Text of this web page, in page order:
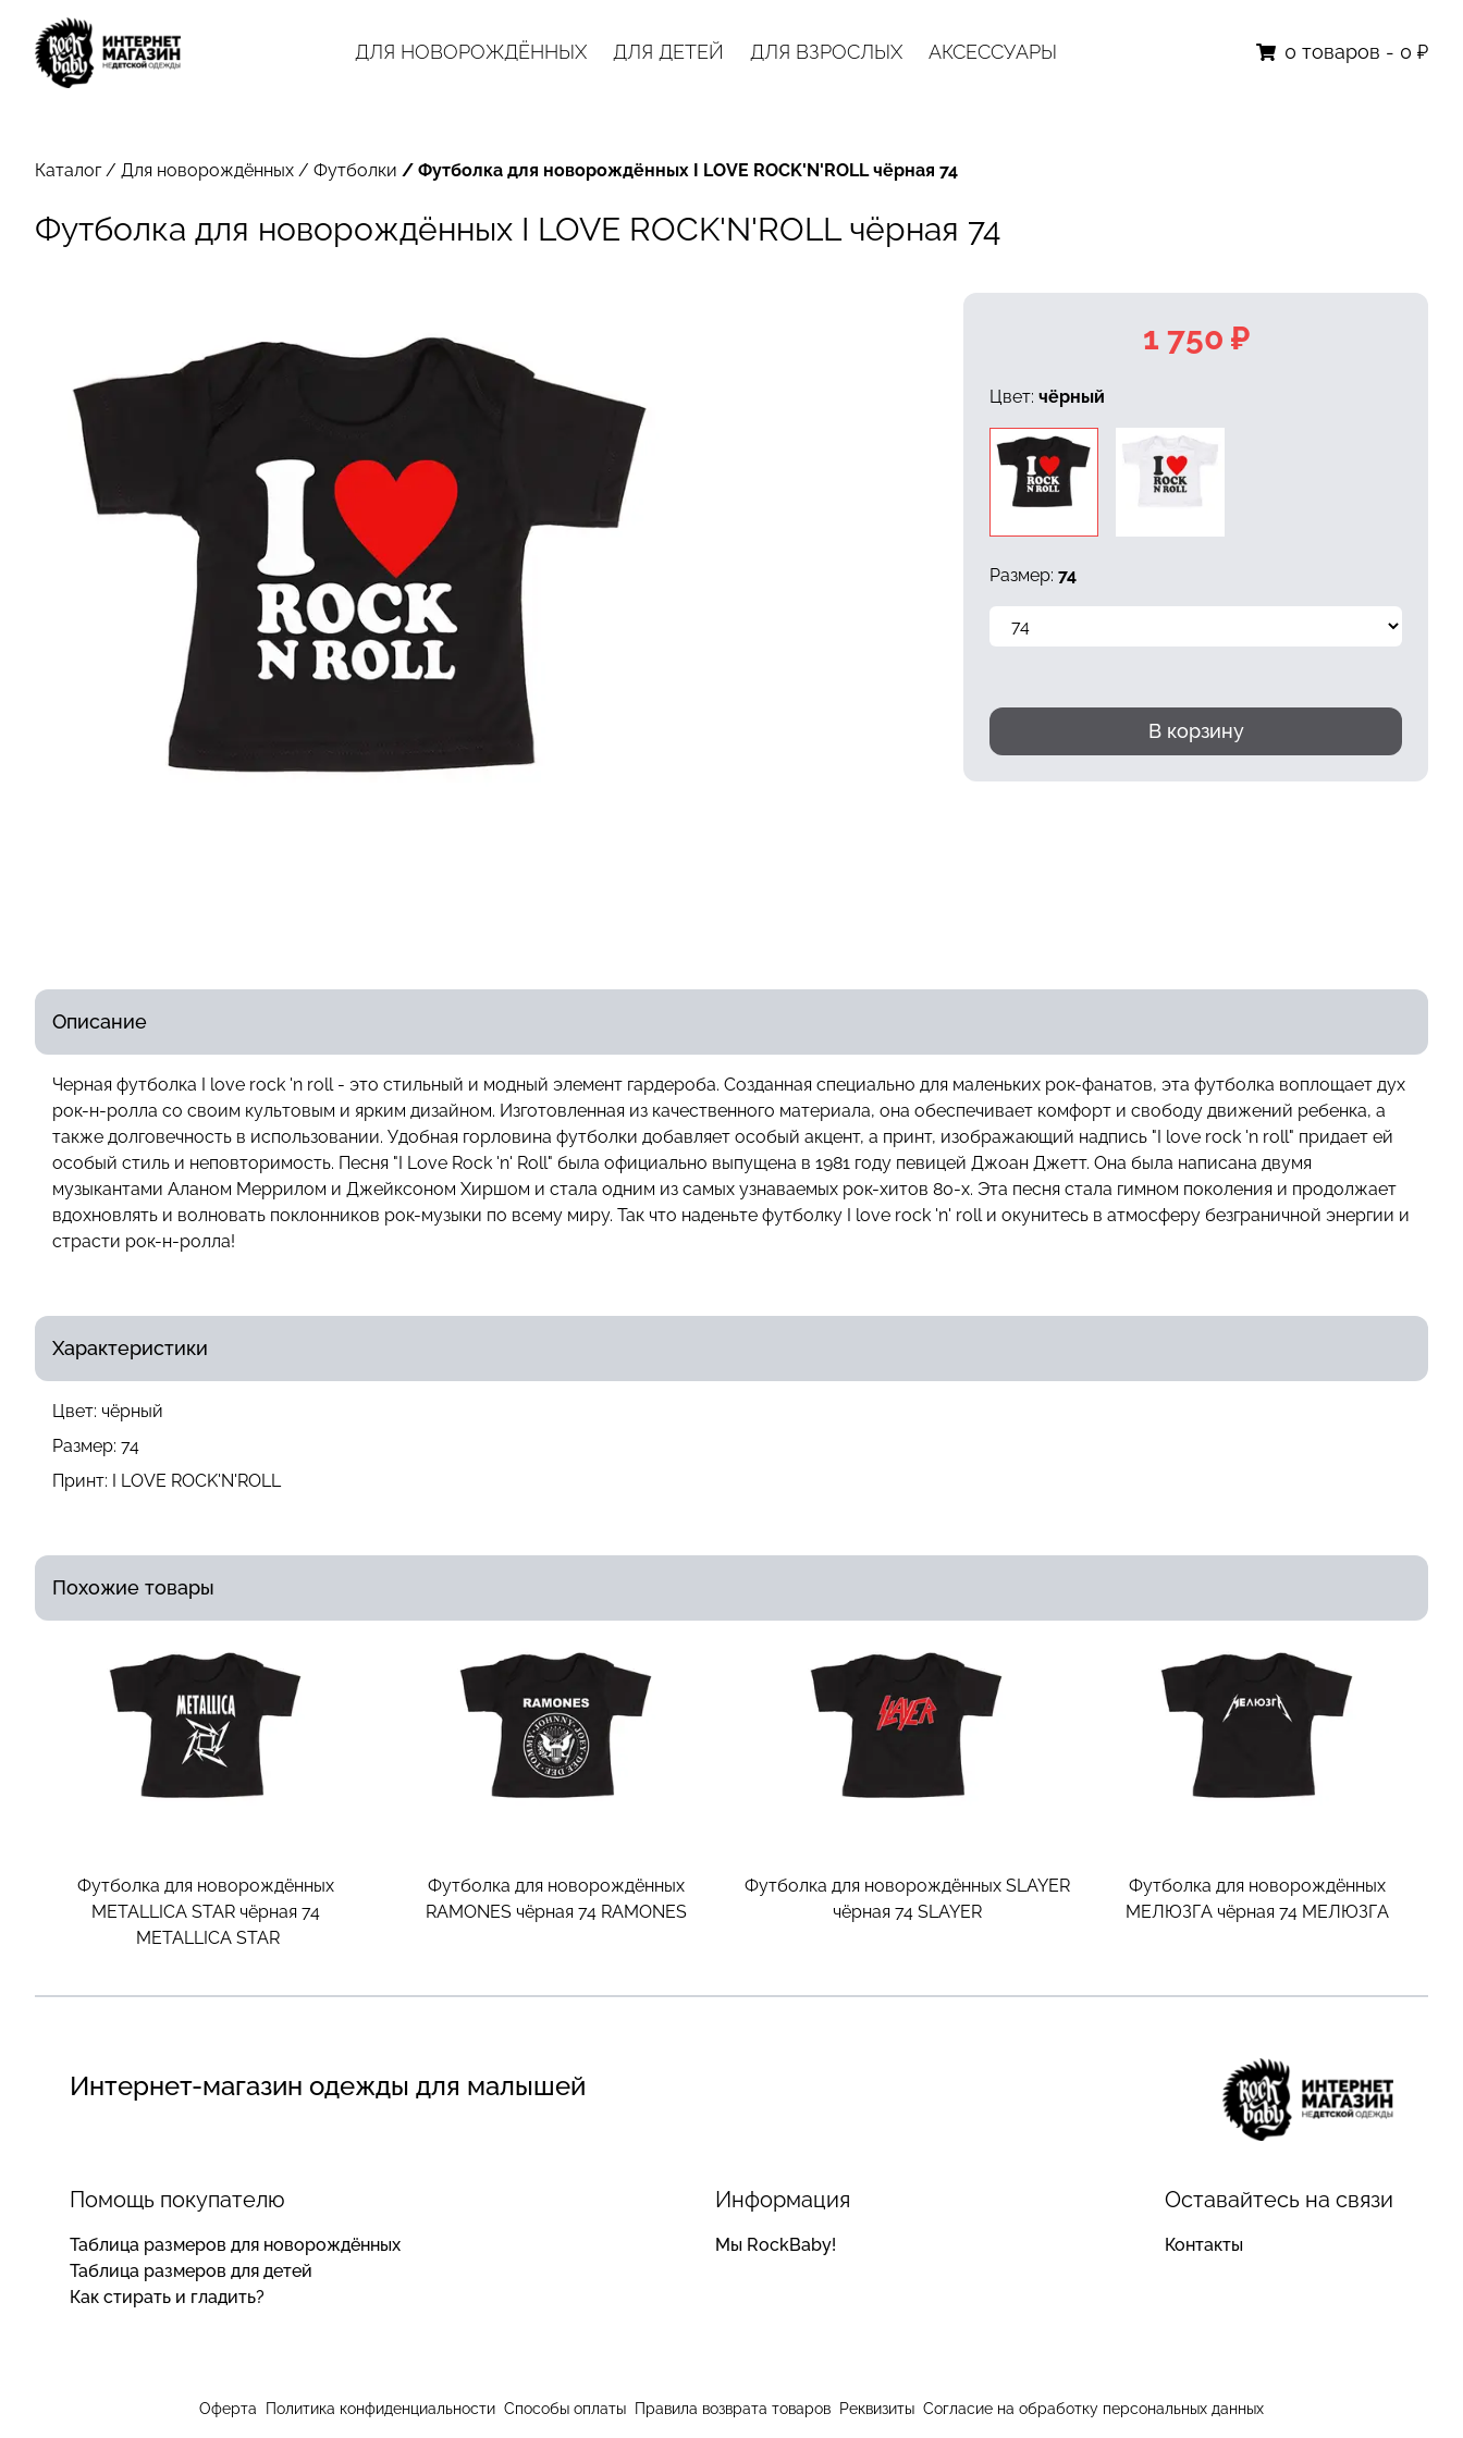
ДЛЯ НОВОРОЖДЁННЫХ ДЛЯ ДЕТЕЙ ДЛЯ ВЗРОСЛЫХ АКСЕССУАРЫ 0 товаров - 0 ₽
Каталог/ Для новорождённых / Футболки / Футболка для новорождённых I LOVE ROCK'N'ROLL чёрная 74
Футболка для новорождённых I LOVE ROCK'N'ROLL чёрная 74
1 750 ₽
Цвет:чёрный
Размер:74
В корзину
Описание
Черная футболка I love rock 'n roll - это стильный и модный элемент гардероба. Созданная специально для маленьких рок-фанатов, эта футболка воплощает дух
рок-н-ролла со своим культовым и ярким дизайном. Изготовленная из качественного материала, она обеспечивает комфорт и свободу движений ребенка, а
также долговечность в использовании. Удобная горловина футболки добавляет особый акцент, а принт, изображающий надпись "I love rock 'n roll" придает ей
особый стиль и неповторимость. Песня "I Love Rock 'n' Roll" была официально выпущена в 1981 году певицей Джоан Джетт. Она была написана двумя
музыкантами Аланом Меррилом и Джейксоном Хиршом и стала одним из самых узнаваемых рок-хитов 80-х. Эта песня стала гимном поколения и продолжает
вдохновлять и волновать поклонников рок-музыки по всему миру. Так что наденьте футболку I love rock 'n' roll и окунитесь в атмосферу безграничной энергии и
страсти рок-н-ролла!
Характеристики
Цвет: чёрный
Размер: 74
Принт: I LOVE ROCK'N'ROLL
Похожие товары
Футболка для новорождённых
METALLICA STAR чёрная 74
METALLICA STAR
Футболка для новорождённых
RAMONES чёрная 74 RAMONES
Футболка для новорождённых SLAYER
чёрная 74 SLAYER
Футболка для новорождённых
МЕЛЮЗГА чёрная 74 МЕЛЮЗГА
Интернет-магазин одежды для малышей
Помощь покупателю
Таблица размеров для новорождённых
Таблица размеров для детей
Как стирать и гладить?
Информация
Мы RockBaby!
Оставайтесь на связи
Контакты
Оферта Политика конфиденциальности Способы оплаты Правила возврата товаров Реквизиты Согласие на обработку персональных данных